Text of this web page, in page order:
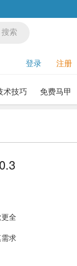
搜索
登录 注册
术技巧 免费马甲
全
求